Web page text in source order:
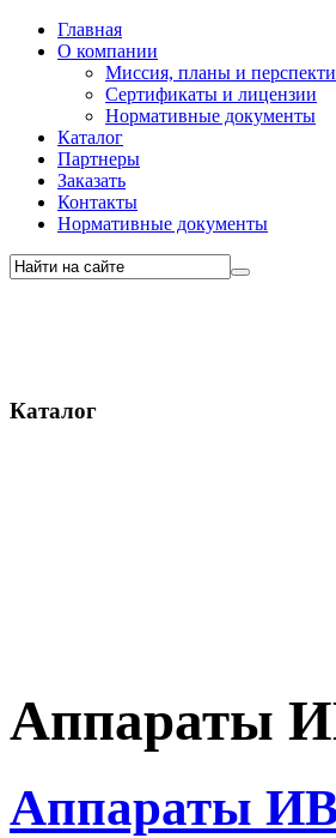
Главная
О компании
Миссия, планы и
Сертификаты и лицензии
Нормативные документы
Каталог
Партнеры
Заказать
Контакты
Нормативные документы
Каталог
Аппараты
Аппараты